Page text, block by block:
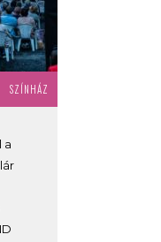
SZÍNHÁZ
a